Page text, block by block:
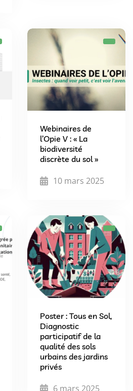
Webinaires de
l’Opie V : « La
biodiversité
discrète du sol »
10 mars 2025
Poster : Tous en Sol,
Diagnostic
participatif de la
qualité des sols
urbains des jardins
privés
6 mars 2025